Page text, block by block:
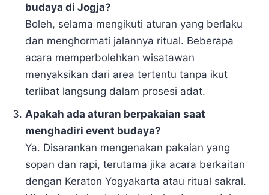
budaya di Jogja?
Boleh, selama mengikuti aturan yang berlaku
dan menghormati jalannya ritual. Beberapa
acara memperbolehkan wisatawan
menyaksikan dari area tertentu tanpa ikut
terlibat langsung dalam prosesi adat.
Apakah ada aturan berpakaian saat
menghadiri event budaya?
Ya. Disarankan mengenakan pakaian yang
sopan dan rapi, terutama jika acara berkaitan
dengan Keraton Yogyakarta atau ritual sakral.